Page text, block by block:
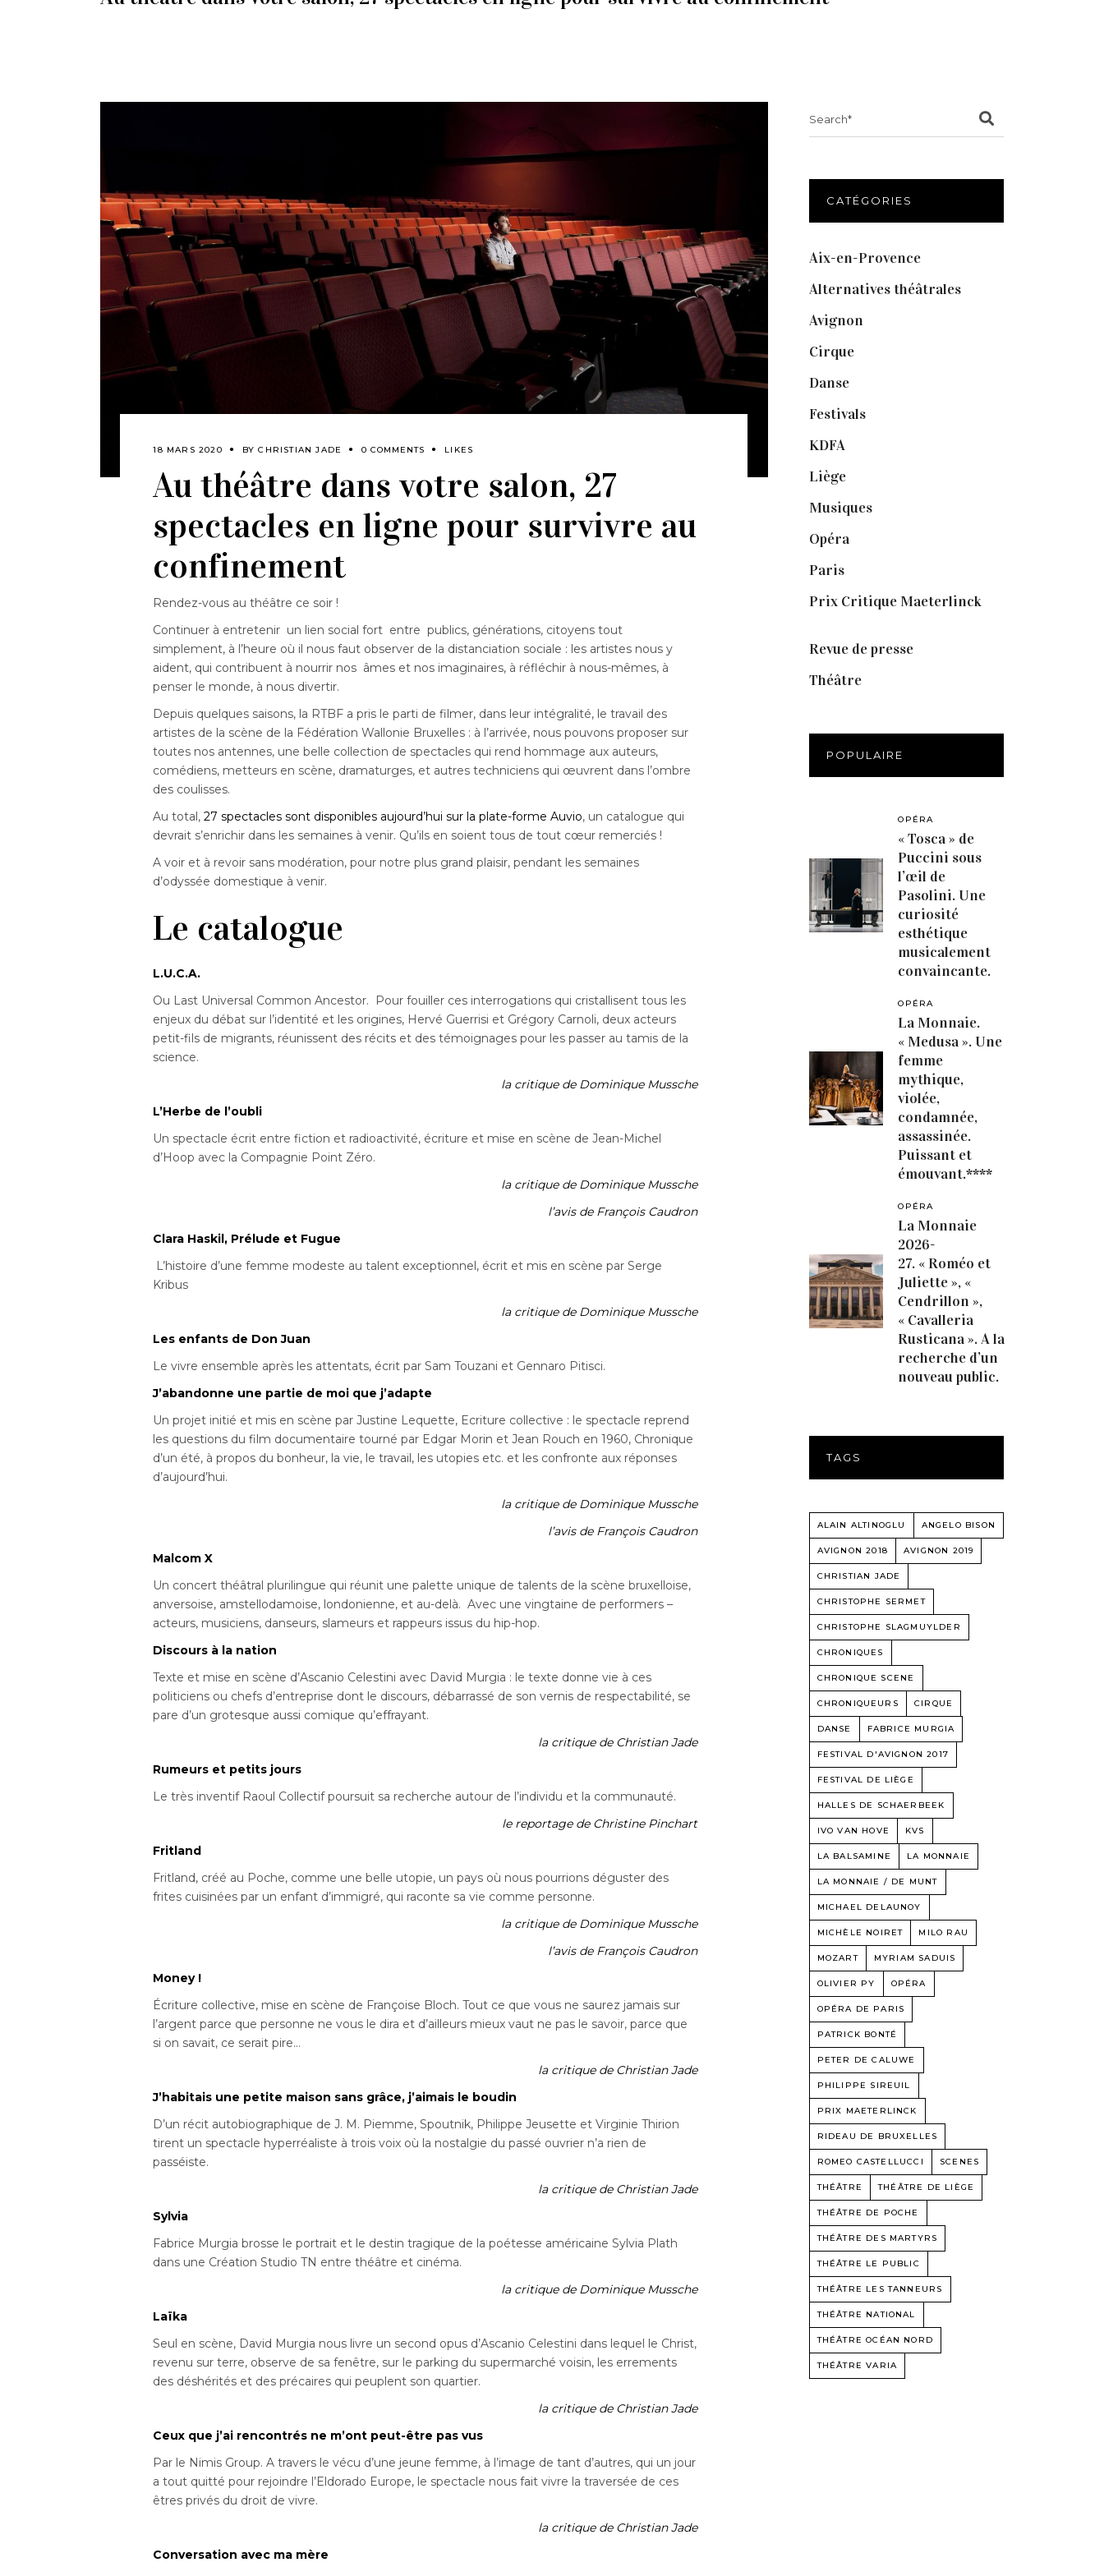
18 MARS 2020 BYCHRISTIAN JADE 0 COMMENTS LIKES
Au théâtre dans votre salon, 27
spectacles en ligne pour survivre au
confinement
Rendez-vous au théâtre ce soir !
Continuer à entretenir un lien social fort entre publics, générations, citoyens tout
simplement, à l’heure où il nous faut observer de la distanciation sociale : les artistes nous y
aident, qui contribuent à nourrir nos âmes et nos imaginaires, à réfléchir à nous-mêmes, à
penser le monde, à nous divertir.
Depuis quelques saisons, la RTBF a pris le parti de filmer, dans leur intégralité, le travail des
artistes de la scène de la Fédération Wallonie Bruxelles : à l’arrivée, nous pouvons proposer sur
toutes nos antennes, une belle collection de spectacles qui rend hommage aux auteurs,
comédiens, metteurs en scène, dramaturges, et autres techniciens qui œuvrent dans l’ombre
des coulisses.
Au total,27 spectacles sont disponibles aujourd’hui sur la plate-forme Auvio, un catalogue qui
devrait s’enrichir dans les semaines à venir. Qu’ils en soient tous de tout cœur remerciés !
A voir et à revoir sans modération, pour notre plus grand plaisir, pendant les semaines
d’odyssée domestique à venir.
Le catalogue
L.U.C.A.
Ou Last Universal Common Ancestor.
Pour fouiller ces interrogations qui cristallisent tous les
enjeux du débat sur l’identité et les origines, Hervé Guerrisi et Grégory Carnoli, deux acteurs
petit-fils de migrants, réunissent des récits et des témoignages pour les passer au tamis de la
science.
la critique de Dominique Mussche
L’Herbe de l’oubli
Un spectacle écrit entre fiction et radioactivité, écriture et mise en scène de Jean-Michel
d’Hoop avec la Compagnie Point Zéro.
la critique de Dominique Mussche
l’avis de François Caudron
Clara Haskil, Prélude et Fugue
L’histoire d’une femme modeste au talent exceptionnel, écrit et mis en scène par Serge
Kribus
la critique de Dominique Mussche
Les enfants de Don Juan
Le vivre ensemble après les attentats, écrit par Sam Touzani et Gennaro Pitisci.
J’abandonne une partie de moi que j’adapte
Un projet initié et mis en scène par Justine Lequette, Ecriture collective : le spectacle reprend
les questions du film documentaire tourné par Edgar Morin et Jean Rouch en 1960, Chronique
d’un été, à propos du bonheur, la vie, le travail, les utopies etc. et les confronte aux réponses
d’aujourd’hui.
la critique de Dominique Mussche
l’avis de François Caudron
Malcom X
Un concert théâtral plurilingue qui réunit une palette unique de talents de la scène bruxelloise,
anversoise, amstellodamoise, londonienne, et au-delà. Avec une vingtaine de performers –
acteurs, musiciens, danseurs, slameurs et rappeurs issus du hip-hop.
Discours à la nation
Texte et mise en scène d’Ascanio Celestini avec David Murgia : le texte donne vie à ces
politiciens ou chefs d’entreprise dont le discours, débarrassé de son vernis de respectabilité, se
pare d’un grotesque aussi comique qu’effrayant.
la critique de Christian Jade
Rumeurs et petits jours
Le très inventif Raoul Collectif poursuit sa recherche autour de l’individu et la communauté.
le reportage de Christine Pinchart
Fritland
Fritland, créé au Poche, comme une belle utopie, un pays où nous pourrions déguster des
frites cuisinées par un enfant d’immigré, qui raconte sa vie comme personne.
la critique de Dominique Mussche
l’avis de François Caudron
Money !
Écriture collective, mise en scène de Françoise Bloch.Tout ce que vous ne saurez jamais sur
l’argent parce que personne ne vous le dira et d’ailleurs mieux vaut ne pas le savoir, parce que
si on savait, ce serait pire…
la critique de Christian Jade
J’habitais une petite maison sans grâce, j’aimais le boudin
D’un récit autobiographique de J. M. Piemme, Spoutnik, Philippe Jeusette et Virginie Thirion
tirent un spectacle hyperréaliste à trois voix où la nostalgie du passé ouvrier n’a rien de
passéiste.
la critique de Christian Jade
Sylvia
Fabrice Murgia brosse le portrait et le destin tragique de la poétesse américaine Sylvia Plath
dans une Création Studio TN entre théâtre et cinéma.
la critique de Dominique Mussche
Laïka
Seul en scène, David Murgia nous livre un second opus d’Ascanio Celestini dans lequel le Christ,
revenu sur terre, observe de sa fenêtre, sur le parking du supermarché voisin, les errements
des déshérités et des précaires qui peuplent son quartier.
la critique de Christian Jade
Ceux que j’ai rencontrés ne m’ont peut-être pas vus
Par le Nimis Group. A travers le vécu d’une jeune femme, à l’image de tant d’autres, qui un jour
a tout quitté pour rejoindre l’Eldorado Europe, le spectacle nous fait vivre la traversée de ces
êtres privés du droit de vivre.
la critique de Christian Jade
Conversation avec ma mère
CATÉGORIES
Aix-en-Provence(20)
Alternatives théâtrales(1)
Avignon
Cirque(8)
Danse(30)
Festivals(6)
KDFA(3)
Liège(9)
Musiques(1)
Opéra(56)
Paris(14)
Prix Critique Maeterlinck
Revue de presse(1)
Théâtre(386)
POPULAIRE
OPÉRA
« Tosca » de
Puccini sous
l’œil de
Pasolini. Une
curiosité
esthétique
musicalement
convaincante.
OPÉRA
La Monnaie.
« Medusa ». Une
femme
mythique,
violée,
condamnée,
assassinée.
Puissant et
émouvant.****
OPÉRA
La Monnaie
2026-
27. « Roméo et
Juliette », «
Cendrillon »,
« Cavalleria
Rusticana ». A la
recherche d’un
nouveau public.
TAGS
ALAIN ALTINOGLU ANGELO BISON
AVIGNON 2018 AVIGNON 2019
CHRISTIAN JADE
CHRISTOPHE SERMET
CHRISTOPHE SLAGMUYLDER
CHRONIQUES
CHRONIQUE SCENE
CHRONIQUEURS CIRQUE
DANSE FABRICE MURGIA
FESTIVAL D'AVIGNON 2017
FESTIVAL DE LIÈGE
HALLES DE SCHAERBEEK
IVO VAN HOVE KVS
LA BALSAMINE LA MONNAIE
LA MONNAIE / DE MUNT
MICHAEL DELAUNOY
MICHÈLE NOIRET MILO RAU
MOZART MYRIAM SADUIS
OLIVIER PY OPÉRA
OPÉRA DE PARIS
PATRICK BONTÉ
PETER DE CALUWE
PHILIPPE SIREUIL
PRIX MAETERLINCK
RIDEAU DE BRUXELLES
ROMEO CASTELLUCCI SCENES
THÉÂTRE THÉÂTRE DE LIÈGE
THÉÂTRE DE POCHE
THÉÂTRE DES MARTYRS
THÉÂTRE LE PUBLIC
THÉÂTRE LES TANNEURS
THÉÂTRE NATIONAL
THÉÂTRE OCÉAN NORD
THÉÂTRE VARIA